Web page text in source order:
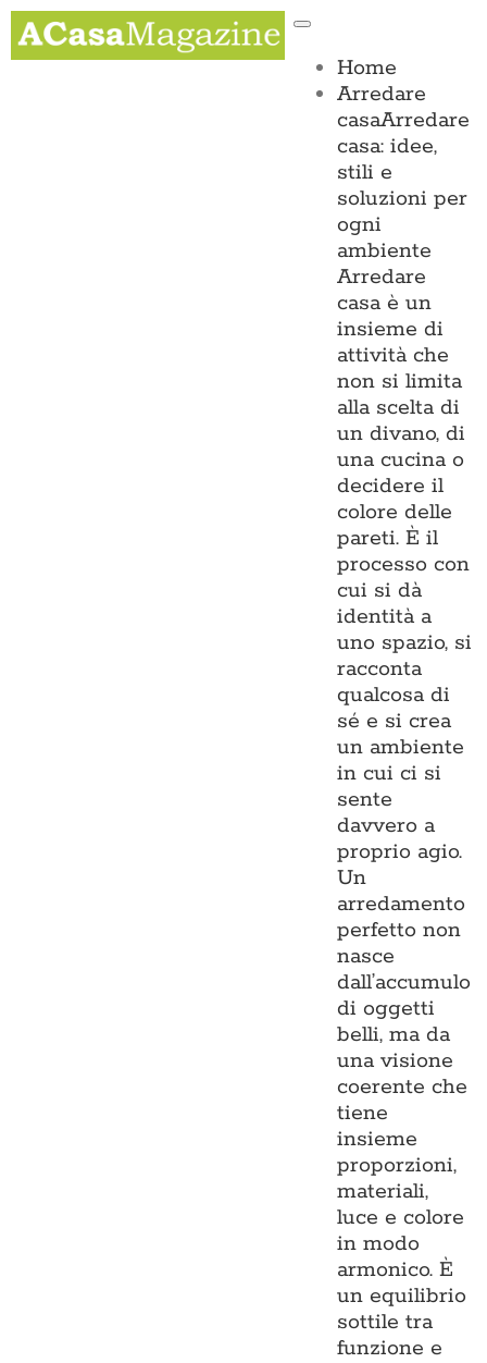
Salta
contenuto
Toggle
Home
Arredare
casaArredare
casa: idee,
stili e
soluzioni per
ogni
ambiente
Arredare
casa è un
insieme di
attività che
non si limita
alla scelta di
un divano, di
una cucina o
decidere il
colore delle
pareti. È il
processo con
cui si dà
identità a
uno spazio, si
racconta
qualcosa di
sé e si crea
un ambiente
in cui ci si
sente
davvero a
proprio agio.
Un
arredamento
perfetto non
nasce
dall’accumulo
di oggetti
belli, ma da
una visione
coerente che
tiene
insieme
proporzioni,
materiali,
luce e colore
in modo
armonico. È
un equilibrio
sottile tra
funzione e